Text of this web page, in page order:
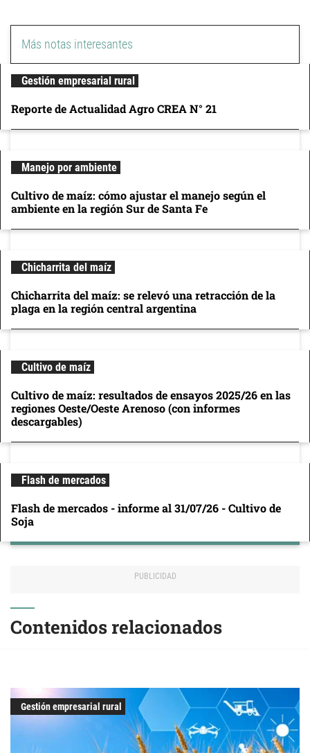
Más notas interesantes
Gestión empresarial rural
Reporte de Actualidad Agro CREA N° 21
Manejo por ambiente
Cultivo de maíz: cómo ajustar el manejo según el
ambiente en la región Sur de Santa Fe
Chicharrita del maíz
Chicharrita del maíz: se relevó una retracción de la
plaga en la región central argentina
Cultivo de maíz
Cultivo de maíz: resultados de ensayos 2025/26 en las
regiones Oeste/Oeste Arenoso (con informes
descargables)
Flash de mercados
Flash de mercados - informe al 31/07/26 - Cultivo de
Soja
Contenidos relacionados
Gestión empresarial rural